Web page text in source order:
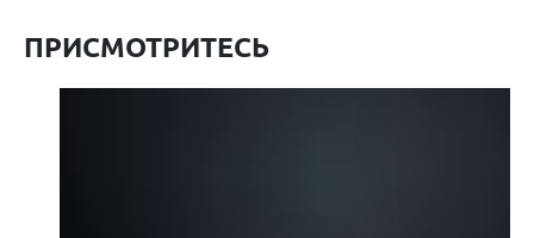
ПРИСМОТРИТЕСЬ